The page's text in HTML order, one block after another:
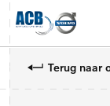
Terug naar